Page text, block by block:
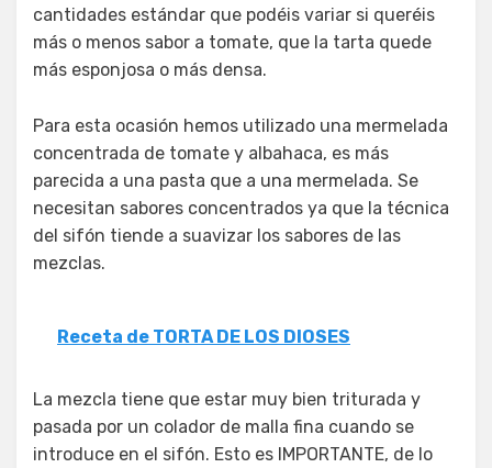
cantidades estándar que podéis variar si queréis
más o menos sabor a tomate, que la tarta quede
más esponjosa o más densa.
Para esta ocasión hemos utilizado una mermelada
concentrada de tomate y albahaca, es más
parecida a una pasta que a una mermelada. Se
necesitan sabores concentrados ya que la técnica
del sifón tiende a suavizar los sabores de las
mezclas.
Receta de TORTA DE LOS DIOSES
La mezcla tiene que estar muy bien triturada y
pasada por un colador de malla fina cuando se
introduce en el sifón. Esto es IMPORTANTE, de lo